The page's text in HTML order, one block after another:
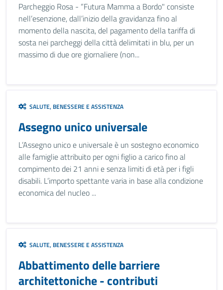
Parcheggio Rosa - “Futura Mamma a Bordo" consiste
nell’esenzione, dall’inizio della gravidanza fino al
momento della nascita, del pagamento della tariffa di
sosta nei parcheggi della città delimitati in blu, per un
massimo di due ore giornaliere (non...
SALUTE, BENESSERE E ASSISTENZA
Assegno unico universale
L’Assegno unico e universale è un sostegno economico
alle famiglie attribuito per ogni figlio a carico fino al
compimento dei 21 anni e senza limiti di età per i figli
disabili. L’importo spettante varia in base alla condizione
economica del nucleo ...
SALUTE, BENESSERE E ASSISTENZA
Abbattimento delle barriere
architettoniche - contributi